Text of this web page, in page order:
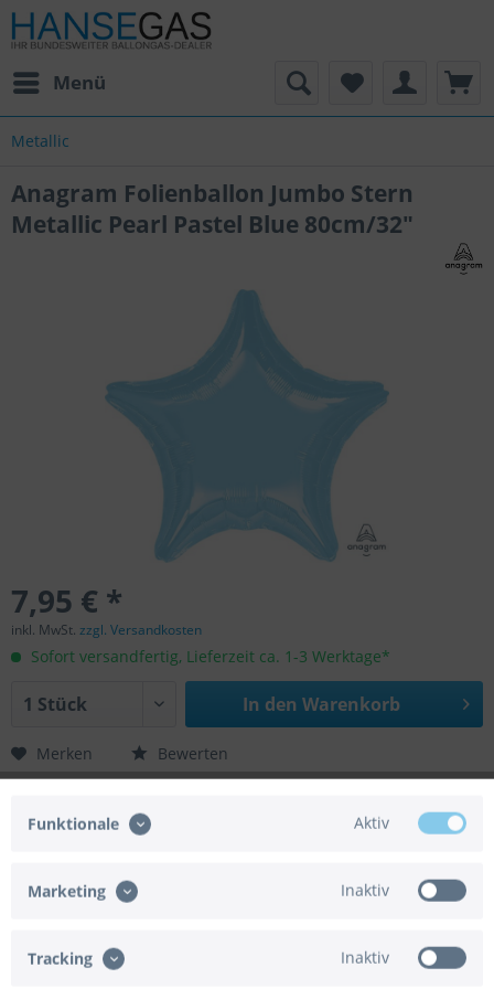
Menü
Metallic
Anagram Folienballon Jumbo Stern
Metallic Pearl Pastel Blue 80cm/32"
7,95 € *
inkl. MwSt. zzgl. Versandkosten
Sofort versandfertig, Lieferzeit ca. 1-3 Werktage*
In den Warenkorb
Merken Bewerten
EAN/UPC:
Gasbedarf:
Der Artikel wird ohne Gasfüllung
Funktionale Aktiv
Marketing Inaktiv
Tracking Inaktiv